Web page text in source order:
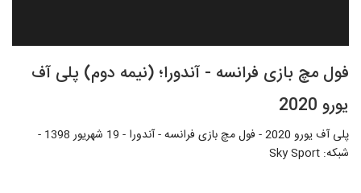
فول مچ بازی فرانسه - آندورا؛ (نیمه دوم) پلی آف
یورو 2020
پلی آف یورو 2020 - فول مچ بازی فرانسه - آندورا - 19 شهریور 1398 -
شبکه: Sky Sport